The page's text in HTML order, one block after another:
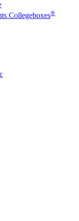
Collegeboxes®